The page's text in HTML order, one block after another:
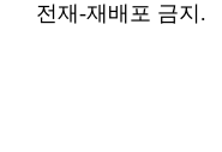
전재-재배포 금지.